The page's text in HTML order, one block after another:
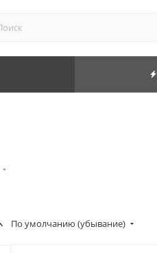
По умолчанию (убывание)